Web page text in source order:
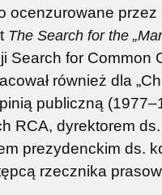
ocenzurowane przez
The Search for the
Search for Common
również dla
publiczną
RCA, dyrektorem
prezydenckim ds.
rzecznika